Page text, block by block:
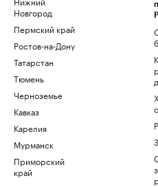
Новгород
Пермский край
Ростов-на-Дону
Татарстан
Тюмень
Черноземье
Кавказ
Карелия
Мурманск
Приморский
край